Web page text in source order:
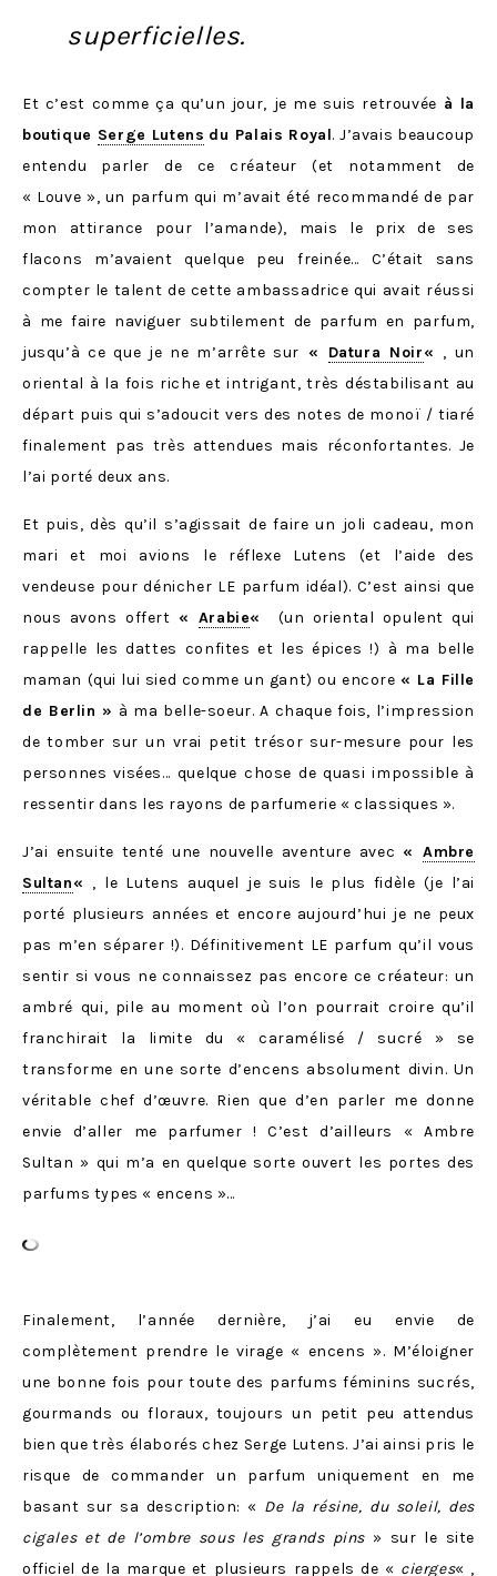
superficielles.
Et c’est comme ça qu’un jour, je me suis retrouvée à la
boutique Serge Lutens du Palais Royal. J’avais beaucoup
entendu parler de ce créateur (et notamment de
« Louve », un parfum qui m’avait été recommandé de par
mon attirance pour l’amande), mais le prix de ses
flacons m’avaient quelque peu freinée… C’était sans
compter le talent de cette ambassadrice qui avait réussi
à me faire naviguer subtilement de parfum en parfum,
jusqu’à ce que je ne m’arrête sur « Datura Noir« , un
oriental à la fois riche et intrigant, très déstabilisant au
départ puis qui s’adoucit vers des notes de monoï / tiaré
finalement pas très attendues mais réconfortantes. Je
l’ai porté deux ans.
Et puis, dès qu’il s’agissait de faire un joli cadeau, mon
mari et moi avions le réflexe Lutens (et l’aide des
vendeuse pour dénicher LE parfum idéal). C’est ainsi que
nous avons offert « Arabie«
(un oriental opulent qui
rappelle les dattes confites et les épices !) à ma belle
maman (qui lui sied comme un gant) ou encore« La Fille
de Berlin » à ma belle-soeur. A chaque fois, l’impression
de tomber sur un vrai petit trésor sur-mesure pour les
personnes visées… quelque chose de quasi impossible à
ressentir dans les rayons de parfumerie « classiques ».
J’ai ensuite tenté une nouvelle aventure avec« Ambre
Sultan« , le Lutens auquel je suis le plus fidèle (je l’ai
porté plusieurs années et encore aujourd’hui je ne peux
pas m’en séparer !). Définitivement LE parfum qu’il vous
sentir si vous ne connaissez pas encore ce créateur: un
ambré qui, pile au moment où l’on pourrait croire qu’il
franchirait la limite du « caramélisé / sucré » se
transforme en une sorte d’encens absolument divin. Un
véritable chef d’œuvre. Rien que d’en parler me donne
envie d’aller me parfumer ! C’est d’ailleurs « Ambre
Sultan » qui m’a en quelque sorte ouvert les portes des
parfums types « encens »…
Finalement, l’année dernière, j’ai eu envie de
complètement prendre le virage « encens ». M’éloigner
une bonne fois pour toute des parfums féminins sucrés,
gourmands ou floraux, toujours un petit peu attendus
bien que très élaborés chez Serge Lutens. J’ai ainsi pris le
risque de commander un parfum uniquement en me
basant sur sa description: « De la résine, du soleil, des
cigales et de l’ombre sous les grands pins » sur le site
officiel de la marque et plusieurs rappels de « cierges« ,